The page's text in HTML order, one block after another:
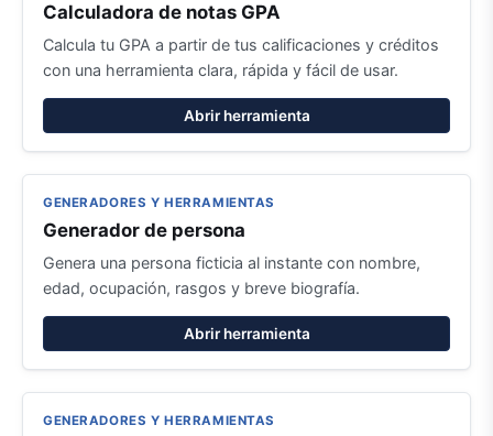
Calculadora de notas GPA
Calcula tu GPA a partir de tus calificaciones y créditos
con una herramienta clara, rápida y fácil de usar.
Abrir herramienta
GENERADORES Y HERRAMIENTAS
Generador de persona
Genera una persona ficticia al instante con nombre,
edad, ocupación, rasgos y breve biografía.
Abrir herramienta
GENERADORES Y HERRAMIENTAS